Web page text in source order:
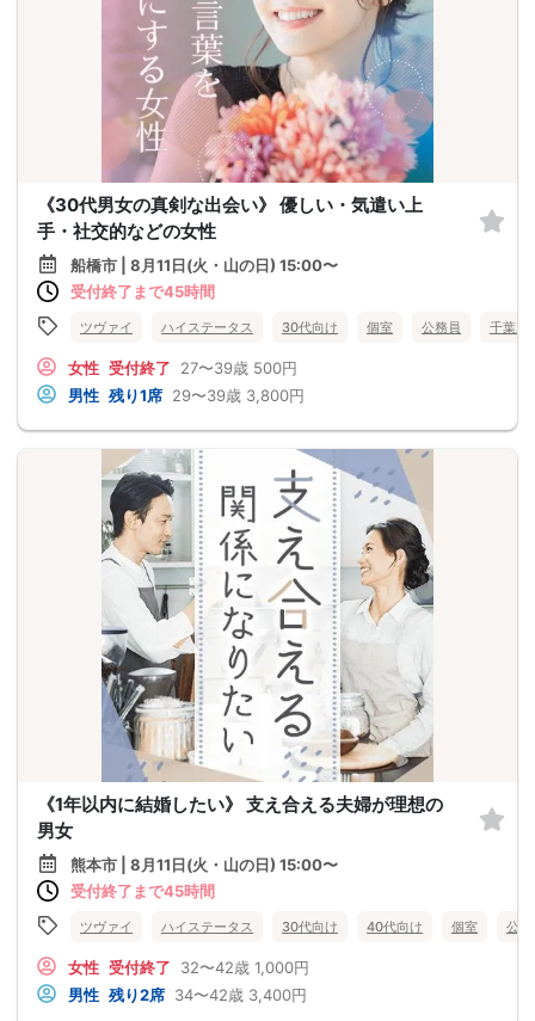
《30代男女の真剣な出会い》 優しい・気遣い上
手・社交的などの女性
船橋市 | 8月11日(火・山の日) 15:00〜
受付終了まで45時間
ツヴァイ ハイステータス 30代向け 個室 公務員 千葉県
女性 受付終了 27〜39歳 500円
男性 残り1席 29〜39歳 3,800円
《1年以内に結婚したい》 支え合える夫婦が理想の
男女
熊本市 | 8月11日(火・山の日) 15:00〜
受付終了まで45時間
ツヴァイ ハイステータス 30代向け 40代向け 個室 公
女性 受付終了 32〜42歳 1,000円
男性 残り2席 34〜42歳 3,400円